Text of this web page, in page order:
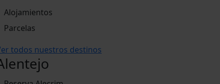
Alojamientos
Parcelas
todos nuestros destinos